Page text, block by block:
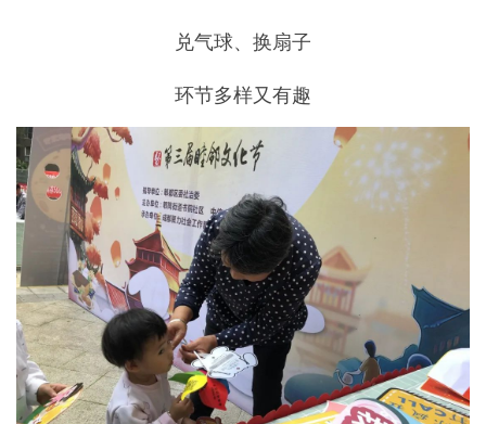
兑气球、换扇子
环节多样又有趣